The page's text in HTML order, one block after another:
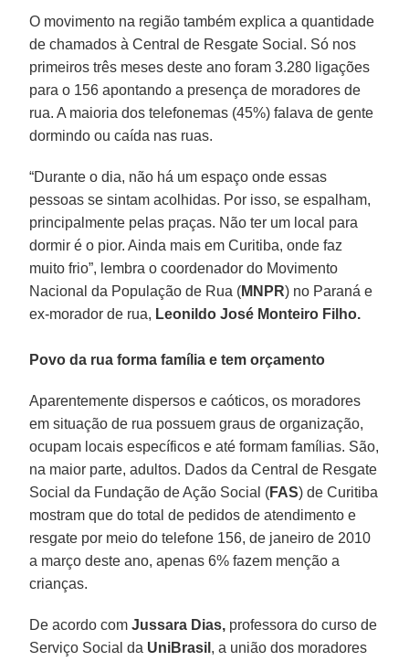
O movimento na região também explica a quantidade
de chamados à Central de Resgate Social. Só nos
primeiros três meses deste ano foram 3.280 ligações
para o 156 apontando a presença de moradores de
rua. A maioria dos telefonemas (45%) falava de gente
dormindo ou caída nas ruas.
“Durante o dia, não há um espaço onde essas
pessoas se sintam acolhidas. Por isso, se espalham,
principalmente pelas praças. Não ter um local para
dormir é o pior. Ainda mais em Curitiba, onde faz
muito frio”, lembra o coordenador do Movimento
Nacional da População de Rua (MNPR) no Paraná e
ex-morador de rua, Leonildo José Monteiro Filho.
Povo da rua forma família e tem orçamento
Aparentemente dispersos e caóticos, os moradores
em situação de rua possuem graus de organização,
ocupam locais específicos e até formam famílias. São,
na maior parte, adultos. Dados da Central de Resgate
Social da Fundação de Ação Social (FAS) de Curitiba
mostram que do total de pedidos de atendimento e
resgate por meio do telefone 156, de janeiro de 2010
a março deste ano, apenas 6% fazem menção a
crianças.
De acordo comJussara Dias, professora do curso de
Serviço Social da UniBrasil , a união dos moradores